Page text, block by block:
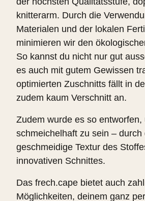
knitterarm. Durch die
Materialen und der lokalen
minimieren wir den
So kannst du nicht nur gut
es auch mit gutem Gewissen
optimierten Zuschnitts fällt in
zudem kaum Verschnitt an.
Zudem wurde es so
schmeichelhaft zu sein – durch
geschmeidige Textur des
innovativen Schnittes.
Das frech.cape bietet auch
Möglichkeiten, deinem ganz